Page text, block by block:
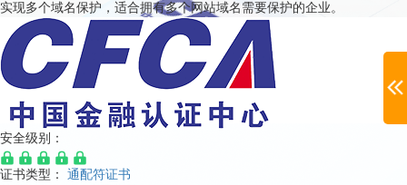
实现多个域名保护，适合拥有多个网站域名需要保护的企业。
安全级别：
证书类型：
通配符证书